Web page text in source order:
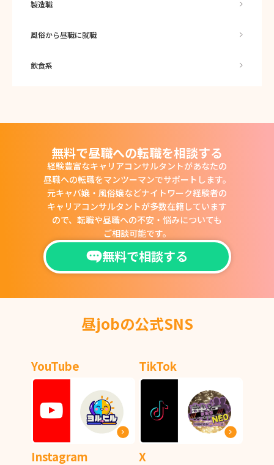
製造職
風俗から昼職に就職
飲食系
無料で昼職への転職を相談する
経験豊富なキャリアコンサルタントがあなたの
昼職への転職をマンツーマンでサポートします。
元キャバ嬢・風俗嬢などナイトワーク経験者の
キャリアコンサルタントが多数在籍しています
ので、 転職や昼職への不安・悩みについても
ご相談可能です。
無料で相談する
昼jobの公式SNS
YouTube TikTok
Instagram X